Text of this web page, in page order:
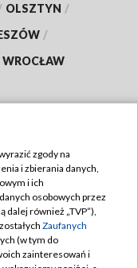
OLSZTYN /
/
WROCŁAW
zgody na
i zbierania danych,
i ich
osobowych przez
dalej również „TVP”),
Zaufanych
(w tym do
zainteresowań i